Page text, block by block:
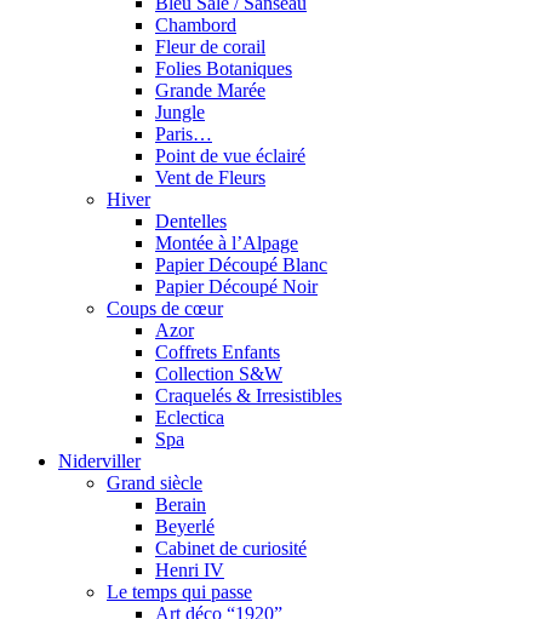
Chambord
Fleur de corail
Folies Botaniques
Grande Marée
Jungle
Paris…
Point de vue éclairé
Vent de Fleurs
Hiver
Dentelles
Montée à l’Alpage
Papier Découpé Blanc
Papier Découpé Noir
Coups de cœur
Azor
Coffrets Enfants
Collection S&W
Craquelés & Irresistibles
Eclectica
Spa
Niderviller
Grand siècle
Berain
Beyerlé
Cabinet de curiosité
Henri IV
Le temps qui passe
Art déco “1920”